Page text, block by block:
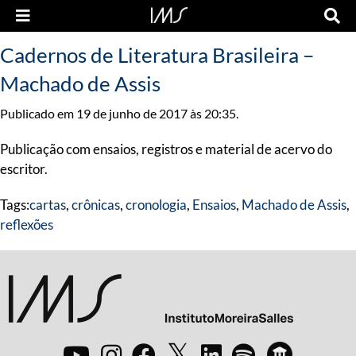
Cadernos de Literatura Brasileira –
Machado de Assis
Publicado em 19 de junho de 2017 às 20:35.
Publicação com ensaios, registros e material de acervo do
escritor.
Tags:cartas,crônicas,cronologia, Ensaios, Machado de Assis,
reflexões